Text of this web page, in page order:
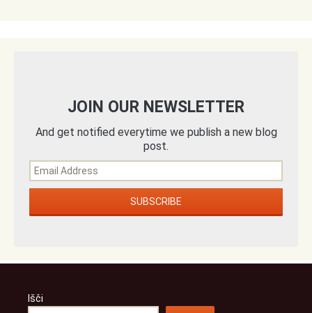
JOIN OUR NEWSLETTER
And get notified everytime we publish a new blog
post.
Išči